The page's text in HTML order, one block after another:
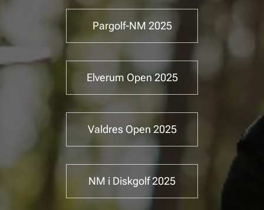
Pargolf-NM 2025
Elverum Open 2025
Valdres Open 2025
NM i Diskgolf 2025